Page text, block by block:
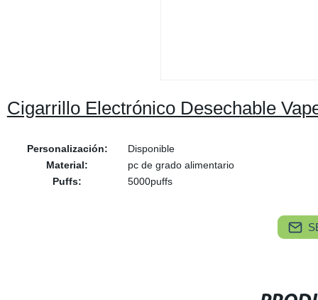
Cigarrillo Electrónico Desechable
Personalización:
Disponible
Material:
pc de grado alimentario
Puffs:
5000puffs